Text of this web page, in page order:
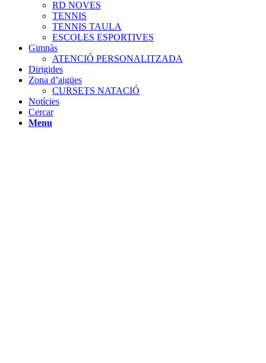
RD NOVES
TENNIS
TENNIS TAULA
ESCOLES ESPORTIVES
Gimnàs
ATENCIÓ PERSONALITZADA
Dirigides
Zona d’aigües
CURSETS NATACIÓ
Notícies
Cercar
Menu